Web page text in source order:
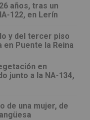
años, tras un
122, en Lerín
y del tercer piso
en Puente la Reina
en
junto a la NA-134,
de una mujer, de